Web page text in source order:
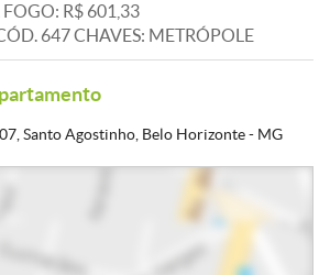
R$ 601,33
647 CHAVES: METRÓPOLE
Santo Agostinho, Belo Horizonte - MG